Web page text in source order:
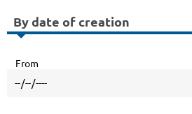
By date of creation
From